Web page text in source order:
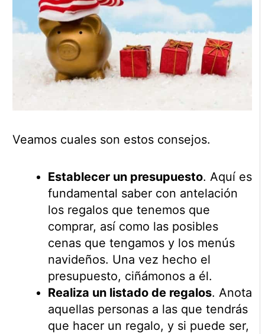
Veamos cuales son estos consejos.
Establecer un presupuesto. Aquí es
fundamental saber con antelación
los regalos que tenemos que
comprar, así como las posibles
cenas que tengamos y los menús
navideños. Una vez hecho el
presupuesto, ciñámonos a él.
Realiza un listado de regalos. Anota
aquellas personas a las que tendrás
que hacer un regalo, y si puede ser,